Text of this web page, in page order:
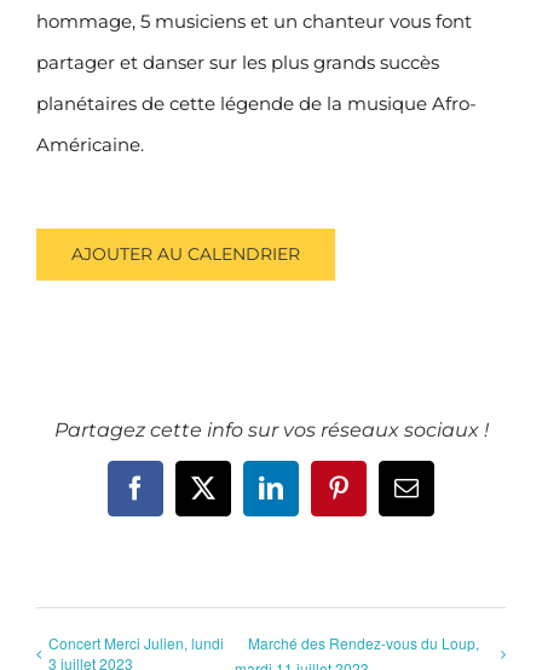
hommage, 5 musiciens et un chanteur vous font
partager et danser sur les plus grands succès
planétaires de cette légende de la musique Afro-
Américaine.
AJOUTER AU CALENDRIER
Partagez cette info sur vos réseaux sociaux !
Facebook
X LinkedInPinterestEmail
Concert Merci Julien, lundi
3 juillet 2023
Marché des Rendez-vous du Loup,